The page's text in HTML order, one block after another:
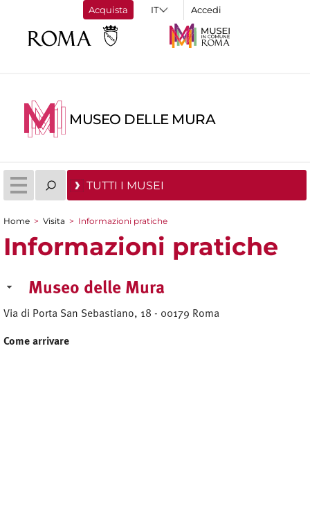
Acquista Accedi
MUSEO DELLE MURA
TUTTI I MUSEI
Tu sei qui
Home > Visita > Informazioni pratiche
Informazioni pratiche
Museo delle Mura
Via di Porta San Sebastiano, 18 - 00179 Roma
Come arrivare